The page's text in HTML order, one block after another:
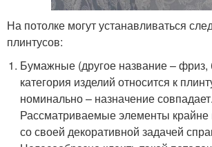
На потолке могут устанавливаться
плинтусов:
Бумажные (другое название –
категория изделий относится к
номинально – назначение совпадает.
Рассматриваемые элементы
со своей декоративной задачей